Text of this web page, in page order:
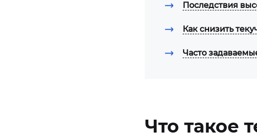
Последствия
Как снизить
Часто
Что такое